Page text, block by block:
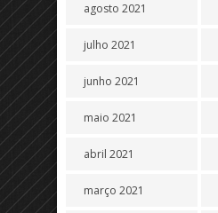
agosto 2021
julho 2021
junho 2021
maio 2021
abril 2021
março 2021